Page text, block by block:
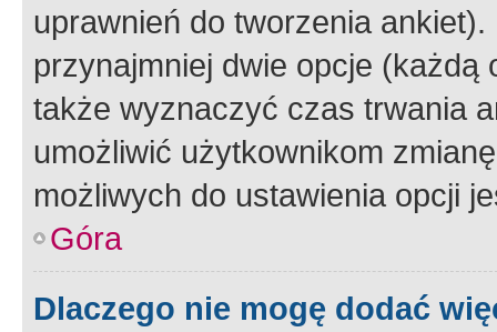
uprawnień do tworzenia
przynajmniej dwie opcje
także wyznaczyć czas trwania
umożliwić użytkownikom
możliwych do ustawienia opcji
Góra
Dlaczego nie mogę dodać